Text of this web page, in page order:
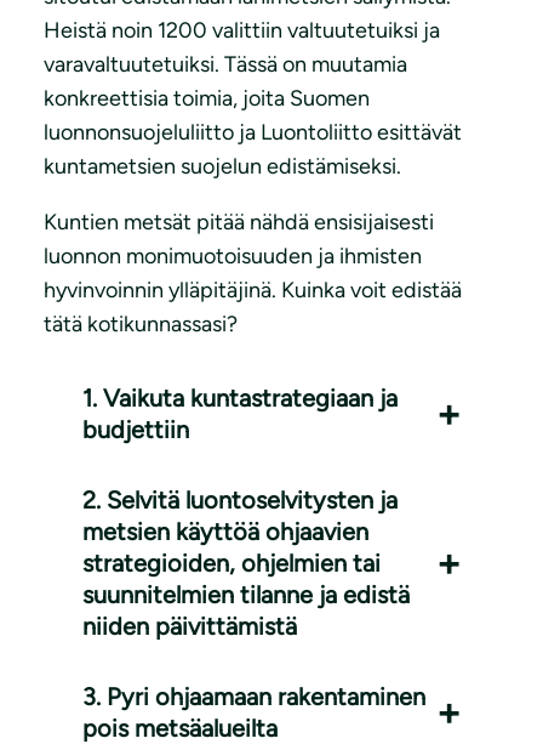
Heistä noin 1200 valittiin valtuutetuiksi ja
varavaltuutetuiksi. Tässä on muutamia
konkreettisia toimia, joita Suomen
luonnonsuojeluliitto ja Luontoliitto esittävät
kuntametsien suojelun edistämiseksi.
Kuntien metsät pitää nähdä ensisijaisesti
luonnon monimuotoisuuden ja ihmisten
hyvinvoinnin ylläpitäjinä. Kuinka voit edistää
tätä kotikunnassasi?
1. Vaikuta kuntastrategiaan ja
budjettiin
2. Selvitä luontoselvitysten ja
metsien käyttöä ohjaavien
strategioiden, ohjelmien tai
suunnitelmien tilanne ja edistä
niiden päivittämistä
3. Pyri ohjaamaan rakentaminen
pois metsäalueilta